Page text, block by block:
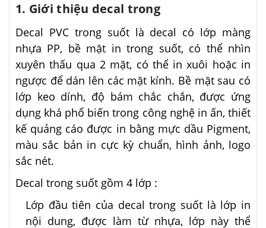
1. Giới thiệu decal trong
Decal PVC trong suốt là decal có lớp màng
nhựa PP, bề mặt in trong suốt, có thể nhìn
xuyên thấu qua 2 mặt, có thể in xuôi hoặc in
ngược để dán lên các mặt kính. Bề mặt sau có
lớp keo dính, độ bám chắc chắn, được ứng
dụng khá phổ biến trong công nghệ in ấn, thiết
kế quảng cáo được in bằng mực dầu Pigment,
màu sắc bản in cực kỳ chuẩn, hình ảnh, logo
sắc nét.
Decal trong suốt gồm 4 lớp :
Lớp đầu tiên của decal trong suốt là lớp in
nội dung, được làm từ nhựa, lớp này thể